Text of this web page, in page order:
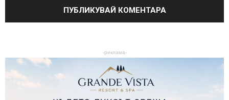
-реклама-